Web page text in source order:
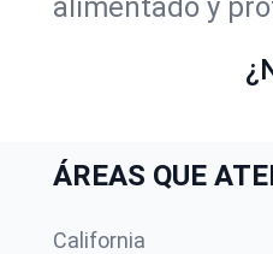
alimentado y
ÁREAS QUE
California